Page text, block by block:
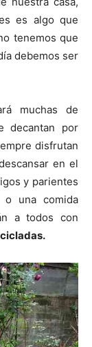
es algo que
tenemos que
debemos ser
muchas de
decantan por
disfrutan
en el
y parientes
una comida
a todos con